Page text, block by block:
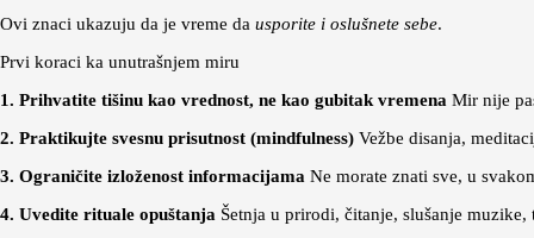
Ovi znaci ukazuju da je vreme da usporite i oslušnete sebe.
Prvi koraci ka unutrašnjem miru
1. Prihvatite tišinu kao vrednost, ne kao gubitak vremena Mir nije
2. Praktikujte svesnu prisutnost (mindfulness) Vežbe disanja,
3. Ograničite izloženost informacijama Ne morate znati sve, u
4. Uvedite rituale opuštanja Šetnja u prirodi, čitanje, slušanje